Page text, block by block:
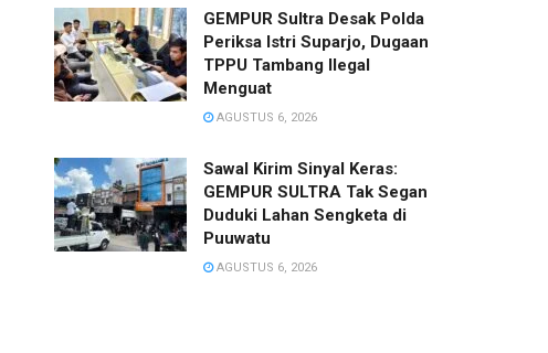
GEMPUR Sultra Desak Polda
Periksa Istri Suparjo, Dugaan
TPPU Tambang Ilegal
Menguat
AGUSTUS 6, 2026
Sawal Kirim Sinyal Keras:
GEMPUR SULTRA Tak Segan
Duduki Lahan Sengketa di
Puuwatu
AGUSTUS 6, 2026